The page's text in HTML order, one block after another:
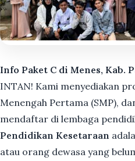
Info Paket C di Menes, Kab.
INTAN! Kami menyediakan
Menengah Pertama (SMP),
mendaftar di lembaga
Pendidikan Kesetaraan
atau orang dewasa yang